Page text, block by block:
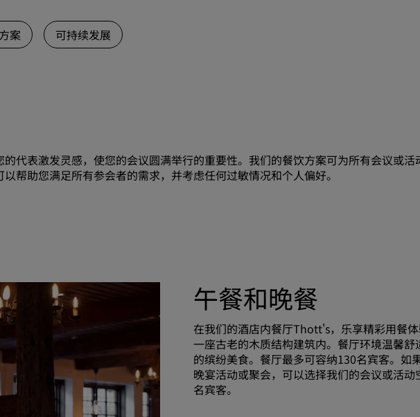
案 可持续发展
代表激发灵感，使您的会议圆满举行的重要性。我们的餐饮方案可为所有会议或
帮助您满足所有参会者的需求，并考虑任何过敏情况和个人偏好。
午餐和晚餐
在我们的酒店内餐厅Thott's，乐享精彩用餐
一座古老的木质结构建筑内。餐厅环境温馨
的缤纷美食。餐厅最多可容纳130名宾客。如
晚宴活动或聚会，可以选择我们的会议或活
名宾客。